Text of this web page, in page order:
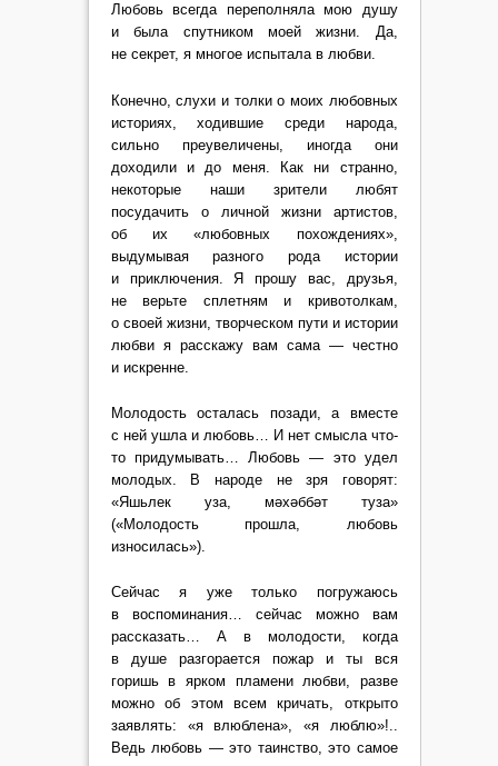
Любовь всегда переполняла мою душу
и была спутником моей жизни. Да,
не секрет, я многое испытала в любви.
Конечно, слухи и толки о моих любовных
историях, ходившие среди народа,
сильно преувеличены, иногда они
доходили и до меня. Как ни странно,
некоторые наши зрители любят
посудачить о личной жизни артистов,
об их «любовных похождениях»,
выдумывая разного рода истории
и приключения. Я прошу вас, друзья,
не верьте сплетням и кривотолкам,
о своей жизни, творческом пути и истории
любви я расскажу вам сама — честно
и искренне.
Молодость осталась позади, а вместе
с ней ушла и любовь… И нет смысла что-
то придумывать… Любовь — это удел
молодых. В народе не зря говорят:
«Яшьлек уза, мəхəббəт туза»
(«Молодость прошла, любовь
износилась»).
Сейчас я уже только погружаюсь
в воспоминания… сейчас можно вам
рассказать… А в молодости, когда
в душе разгорается пожар и ты вся
горишь в ярком пламени любви, разве
можно об этом всем кричать, открыто
заявлять: «я влюблена», «я люблю»!..
Ведь любовь — это таинство, это самое